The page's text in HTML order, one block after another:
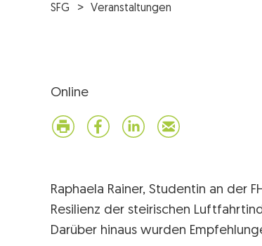
SFG Veranstaltungen
Online
Raphaela Rainer, Studentin an der
Resilienz der steirischen
Darüber hinaus wurden